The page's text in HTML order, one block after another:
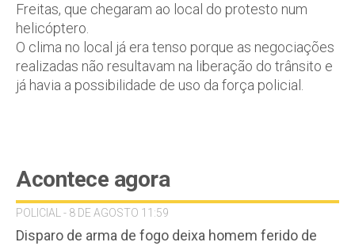
Freitas, que chegaram ao local do protesto num
helicóptero.
O clima no local já era tenso porque as negociações
realizadas não resultavam na liberação do trânsito e
já havia a possibilidade de uso da força policial.
Acontece agora
POLICIAL - 8 DE AGOSTO 11:59
Disparo de arma de fogo deixa homem ferido de